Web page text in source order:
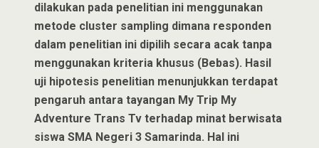
dilakukan pada penelitian ini menggunakan
metode cluster sampling dimana responden
dalam penelitian ini dipilih secara acak tanpa
menggunakan kriteria khusus (Bebas). Hasil
uji hipotesis penelitian menunjukkan terdapat
pengaruh antara tayangan My Trip My
Adventure Trans Tv terhadap minat berwisata
siswa SMA Negeri 3 Samarinda. Hal ini